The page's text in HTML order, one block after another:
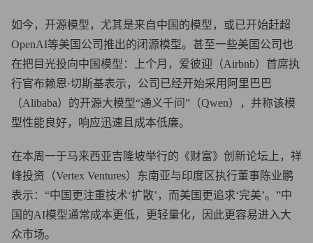
如今，开源模型，尤其是来自中国的模型，或已开始赶超
OpenAI等美国公司推出的闭源模型。甚至一些美国公司也
在把目光投向中国模型：上个月，爱彼迎（Airbnb）首席执
行官布赖恩·切斯基表示，公司已经开始采用阿里巴巴
（Alibaba）的开源大模型“通义千问”（Qwen），并称该模
型性能良好，响应迅速且成本低廉。
在本周一于马来西亚吉隆坡举行的《财富》创新论坛上，祥
峰投资（Vertex Ventures）东南亚与印度区执行董事陈业鹏
表示：“中国更注重技术‘扩散’，而美国更追求‘完美’。”中
国的AI模型通常成本更低，更轻量化，因此更容易进入大
众市场。